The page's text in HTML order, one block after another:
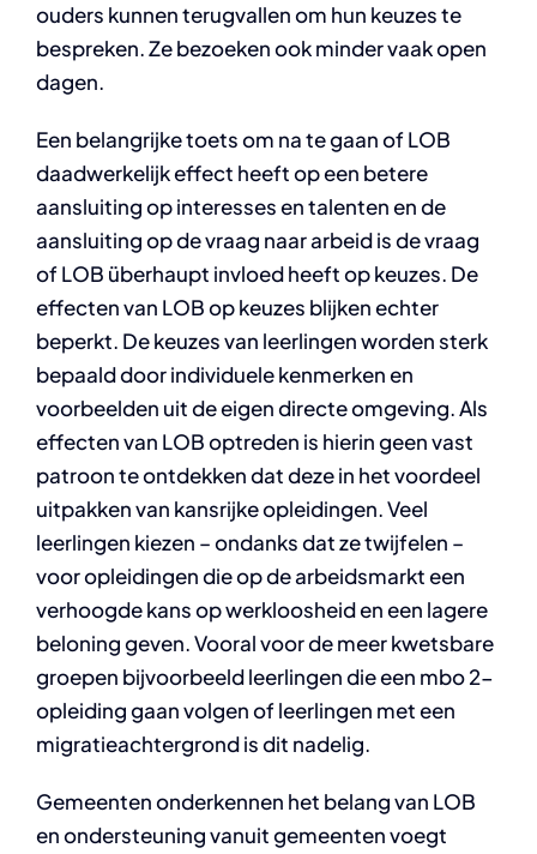
ouders kunnen terugvallen om hun keuzes te
bespreken. Ze bezoeken ook minder vaak open
dagen.
Een belangrijke toets om na te gaan of LOB
daadwerkelijk effect heeft op een betere
aansluiting op interesses en talenten en de
aansluiting op de vraag naar arbeid is de vraag
of LOB überhaupt invloed heeft op keuzes. De
effecten van LOB op keuzes blijken echter
beperkt. De keuzes van leerlingen worden sterk
bepaald door individuele kenmerken en
voorbeelden uit de eigen directe omgeving. Als
effecten van LOB optreden is hierin geen vast
patroon te ontdekken dat deze in het voordeel
uitpakken van kansrijke opleidingen. Veel
leerlingen kiezen – ondanks dat ze twijfelen –
voor opleidingen die op de arbeidsmarkt een
verhoogde kans op werkloosheid en een lagere
beloning geven. Vooral voor de meer kwetsbare
groepen bijvoorbeeld leerlingen die een mbo 2-
opleiding gaan volgen of leerlingen met een
migratieachtergrond is dit nadelig.
Gemeenten onderkennen het belang van LOB
en ondersteuning vanuit gemeenten voegt